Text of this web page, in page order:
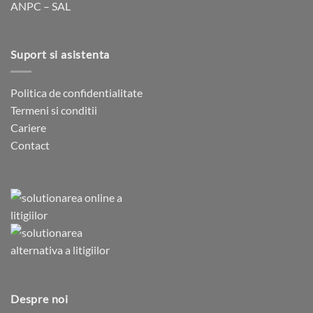
ANPC – SAL
Suport si asistenta
Politica de confidentialitate
Termeni si conditii
Cariere
Contact
Despre noi